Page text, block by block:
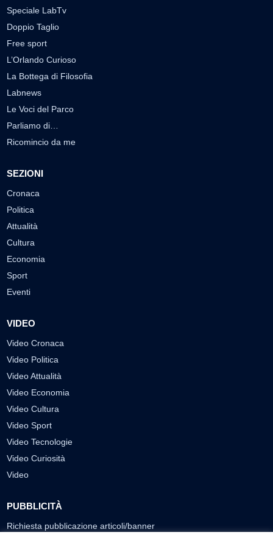
Speciale LabTv
Doppio Taglio
Free sport
L’Orlando Curioso
La Bottega di Filosofia
Labnews
Le Voci del Parco
Parliamo di…
Ricomincio da me
SEZIONI
Cronaca
Politica
Attualità
Cultura
Economia
Sport
Eventi
VIDEO
Video Cronaca
Video Politica
Video Attualità
Video Economia
Video Cultura
Video Sport
Video Tecnologie
Video Curiosità
Video
PUBBLICITÀ
Richiesta pubblicazione articoli/banner